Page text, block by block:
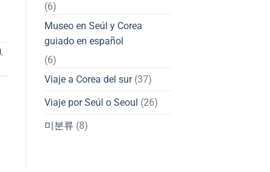
,
(6)
Museo en Seúl y Corea
guiado en español
(6)
Viaje a Corea del sur(37)
Viaje por Seúl o Seoul (26)
미분류 (8)